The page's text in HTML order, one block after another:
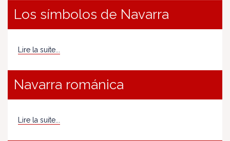
Los símbolos de Navarra
Lire la suite...
Navarra románica
Lire la suite...